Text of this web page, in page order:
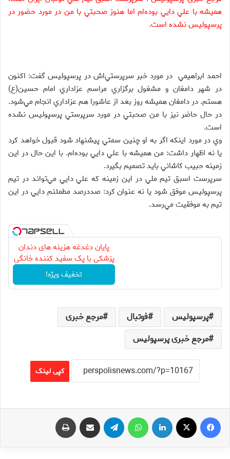
هميشه با علي دايي بوده‌ام اما هنوز صحبتي با من در مورد حضور در
پرسپوليس نشده است.
احمد ابراهيمي در مورد خبر سرپرستي‌اش در پرسپوليس گفت: اكنون
در شهر دامغان و مشغول برگزاري مراسم عزاداري امام حسين(ع)
هستم. در دامغان هميشه روز بعد از عاشورا هم عزاداري انجام مي‌شود.
در حال حاضر نيز با من صحبتي در مورد سرپرستي پرسپوليس نشده
است.
وي در مورد اينكه اگر به او چنين سمتي پيشنهاد شود قبول خواهد كرد
يا نه اظهار داشت: من هميشه با علي دايي بوده‌ام. با اين حال در اين
زمينه حبيب كاشاني بايد تصميم بگيرد.
سرپرست اسبق تيم ملي در اين زمينه كه علي دايي مي‌تواند در تيم
پرسپوليس موفق شود يا نه عنوان كرد: صددرصد مطمئنم دايي در اين
تيم به موفقيت مي‌رسد.
پایان دغدغه هزینه های دندان
پزشکی با پک سفید کننده خانگی
تخفیف ویژه!
پرسپولیس فوتبال
مرجع خبری
مرجع خبری پرسپولیس
کپی لینک
فیس بوک لینکدین تلگرام اشتراک گذاری از طریق ایمیل